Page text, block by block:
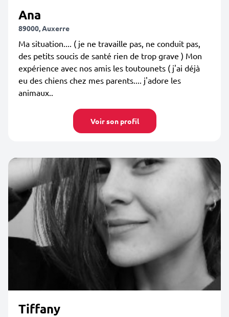
Ana
89000, Auxerre
Ma situation.... ( je ne travaille pas, ne conduit pas,
des petits soucis de santé rien de trop grave ) Mon
expérience avec nos amis les toutounets ( j'ai déjà
eu des chiens chez mes parents.... j'adore les
animaux..
Voir son profil
Tiffany